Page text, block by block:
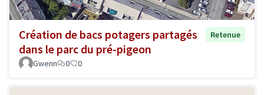
Création de bacs potagers partagés
dans le parc du pré-pigeon
Retenue
Gwenn 0 0